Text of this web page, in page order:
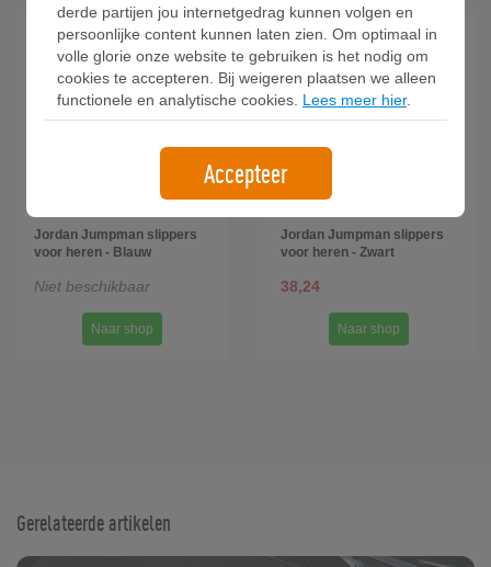
Jordan Jumpman slippers
voor heren - Blauw
Niet beschikbaar
Naar shop
Jordan Jumpman slippers
voor heren - Zwart
38,24
Naar shop
Gerelateerde artikelen
derde partijen jou internetgedrag kunnen volgen en
persoonlijke content kunnen laten zien. Om optimaal in
volle glorie onze website te gebruiken is het nodig om
cookies te accepteren. Bij weigeren plaatsen we alleen
functionele en analytische cookies. Lees meer hier.
Accepteer